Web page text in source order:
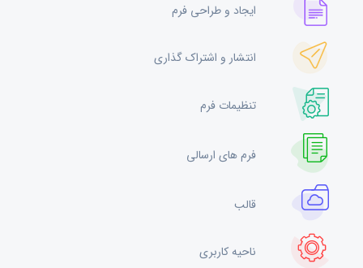
ایجاد و طراحی فرم
انتشار و اشتراک گذاری
تنظیمات فرم
فرم های ارسالی
قالب
ناحیه کاربری